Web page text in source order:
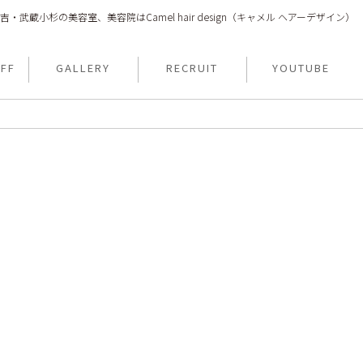
・武蔵小杉の美容室、美容院はCamel hair design（キャメル ヘアーデザイン）
GALLERY RECRUIT YOUTUBE